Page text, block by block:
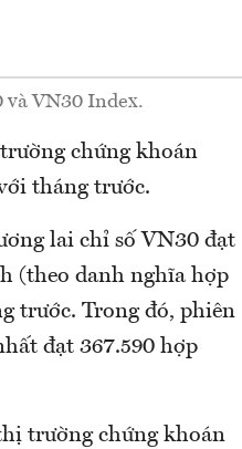
và VN30 Index.
chứng khoán
tháng trước.
lai chỉ số VN30 đạt
(theo danh nghĩa hợp
trước. Trong đó, phiên
đạt 367.590 hợp
trường chứng khoán